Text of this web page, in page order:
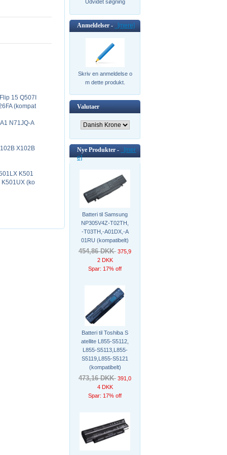
15 Q507I
(kompat
N71JQ-A
X102B
K501
(ko
Udvidet søgning
Anmeldelser - [mere]
Skriv en anmeldelse o
m dette produkt.
Valutaer
Nye Produkter -
[mer
e]
Batteri til Samsung
NP305V4Z-T02TH,
-T03TH,-A01DX,-A
01RU (kompatibelt)
454,86 DKK 375,9
2 DKK
Spar: 17% off
Batteri til Toshiba S
atellite L855-S5112,
L855-S5113,L855-
S5119,L855-S5121
(kompatibelt)
473,16 DKK 391,0
4 DKK
Spar: 17% off